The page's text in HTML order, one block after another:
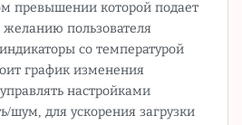
превышении которой подает
желанию пользователя
со температурой
график изменения
настройками
шум, для ускорения загрузки